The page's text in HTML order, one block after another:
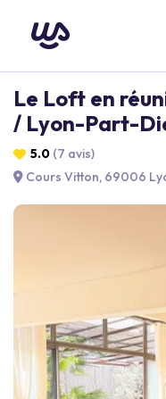
Le Loft en
/ Lyon-Part-
5.0 (7 avis)
Cours Vitton, 69006